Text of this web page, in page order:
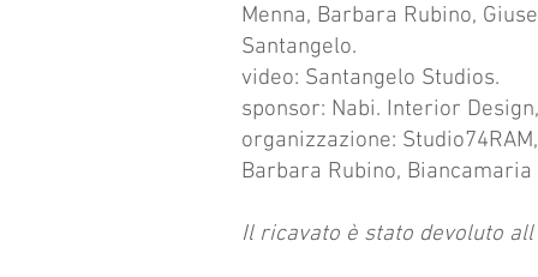
Menna, Barbara Rubino,
Santangelo.
video: Santangelo Studios.
sponsor: Nabi. Interior
organizzazione:
Barbara Rubino, Biancamaria
Il ricavato è stato devoluto